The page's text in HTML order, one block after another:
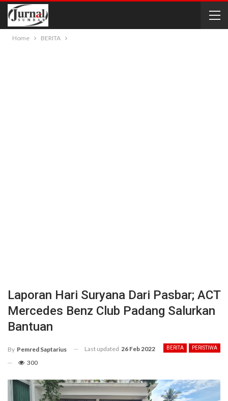
Home BERITA
Laporan Hari Suryana Dari Pasbar; ACT
Mercedes Benz Club Padang Salurkan
Bantuan
BERITA PERISTIWA
By Pemred Saptarius Last updated 26 Feb 2022
300